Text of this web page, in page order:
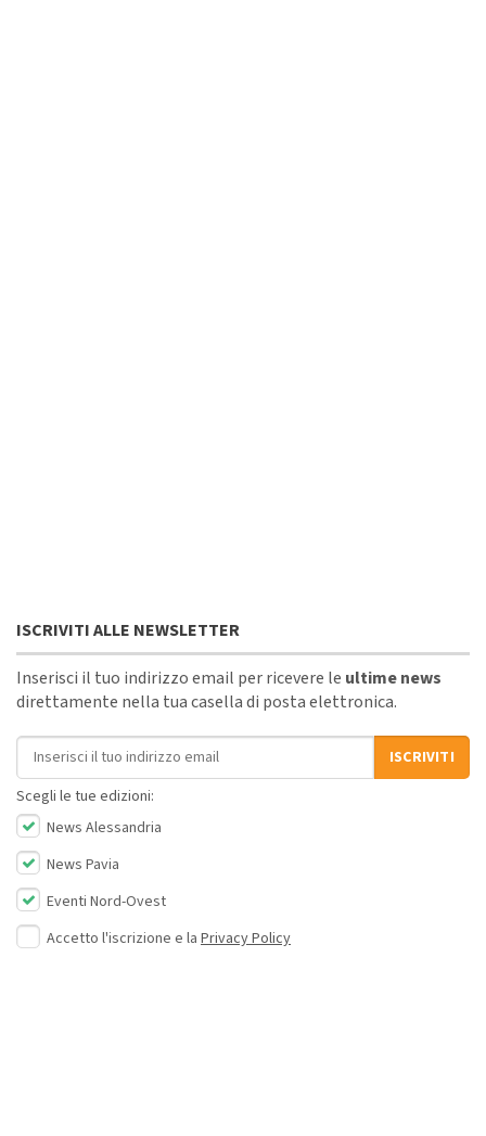
ISCRIVITI ALLE NEWSLETTER
Inserisci il tuo indirizzo email per ricevere le ultime news
direttamente nella tua casella di posta elettronica.
Indirizzo email
ISCRIVITI
Scegli le tue edizioni:
News Alessandria
News Pavia
Eventi Nord-Ovest
Accetto l'iscrizione e la Privacy Policy